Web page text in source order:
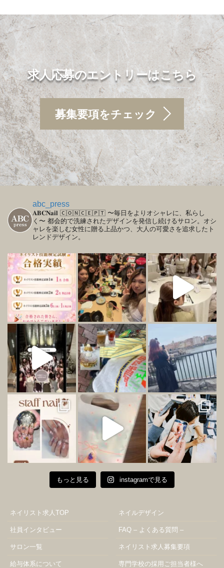
求人応募のエントリーはこちら
募集要項をチェック
abc_press
𝐀𝐁𝐂𝐍𝐚𝐢𝐥 🄲🄾🄽🄲🄴🄿🅃 〜毎日をよりオシャレに、私らし
く〜 都会的で洗練されたデザインを発信し続けるサロン。オシ
ャレを楽しむ女性に贈る上品かつ、大人の可愛さを追求したト
レンドデザイン。
もっと見る instagramで見る
ネイリスト求人TOP
社員インタビュー
サロン一覧
給与体系について
ネイルデザイン
FAQ – よくある質問 –
ネイリスト求人募集要項
専門学校の採用ご担当者様へ